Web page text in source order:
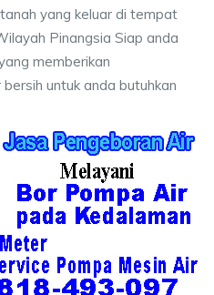
yang keluar di tempat
Pinangsia Siap anda
memberikan
untuk anda butuhkan